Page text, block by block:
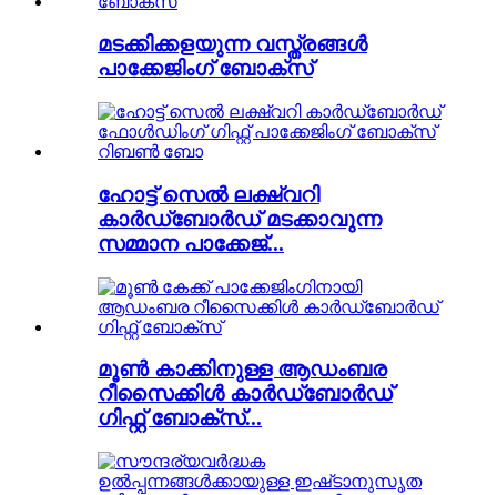
മടക്കിക്കളയുന്ന വസ്ത്രങ്ങൾ
പാക്കേജിംഗ് ബോക്സ്
ഹോട്ട് സെൽ ലക്ഷ്വറി
കാർഡ്ബോർഡ് മടക്കാവുന്ന
സമ്മാന പാക്കേജ്...
മൂൺ കാക്കിനുള്ള ആഡംബര
റീസൈക്കിൾ കാർഡ്ബോർഡ്
ഗിഫ്റ്റ് ബോക്സ്...